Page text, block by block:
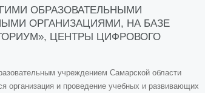
ОБРАЗОВАТЕЛЬНЫМИ
ОРГАНИЗАЦИЯМИ, НА БАЗЕ
ЦЕНТРЫ ЦИФРОВОГО
учреждением Самарской области
организация и проведение учебных и развивающих